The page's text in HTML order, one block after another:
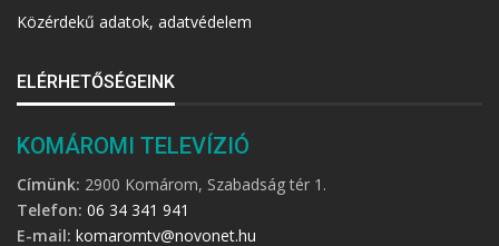
Közérdekű adatok, adatvédelem
ELÉRHETŐSÉGEINK
KOMÁROMI TELEVÍZIÓ
Címünk: 2900 Komárom, Szabadság tér 1.
Telefon: 06 34 341 941
E-mail: komaromtv@novonet.hu